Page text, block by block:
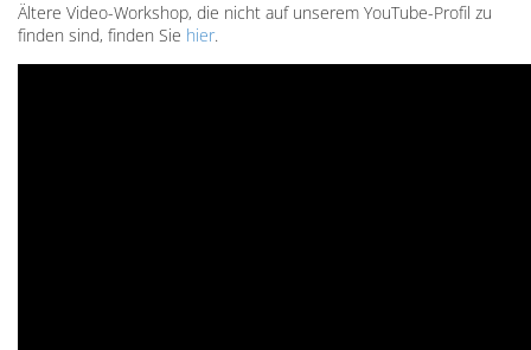
Ältere Video-Workshop, die nicht auf unserem YouTube-Profil zu
finden sind, finden Sie hier.